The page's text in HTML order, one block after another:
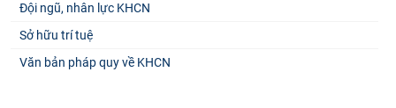
Đội ngũ, nhân lực KHCN
Sở hữu trí tuệ
Văn bản pháp quy về KHCN